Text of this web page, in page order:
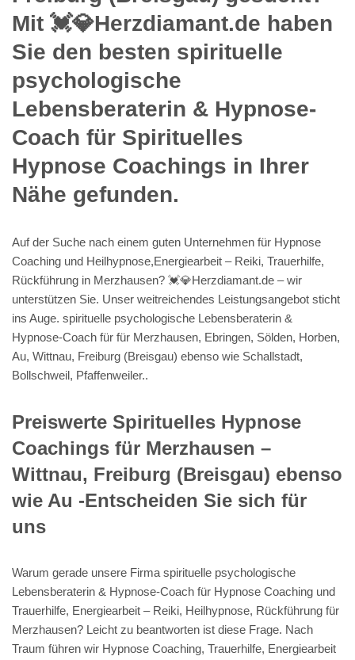
Mit 💓️💎Herzdiamant.de haben
Sie den besten spirituelle
psychologische
Lebensberaterin & Hypnose-
Coach für Spirituelles
Hypnose Coachings in Ihrer
Nähe gefunden.
Auf der Suche nach einem guten Unternehmen für Hypnose
Coaching und Heilhypnose,Energiearbeit – Reiki, Trauerhilfe,
Rückführung in Merzhausen? 💓️💎Herzdiamant.de – wir
unterstützen Sie. Unser weitreichendes Leistungsangebot sticht
ins Auge. spirituelle psychologische Lebensberaterin &
Hypnose-Coach für für Merzhausen, Ebringen, Sölden, Horben,
Au, Wittnau, Freiburg (Breisgau) ebenso wie Schallstadt,
Bollschweil, Pfaffenweiler..
Preiswerte Spirituelles Hypnose
Coachings für Merzhausen –
Wittnau, Freiburg (Breisgau) ebenso
wie Au -Entscheiden Sie sich für
uns
Warum gerade unsere Firma spirituelle psychologische
Lebensberaterin & Hypnose-Coach für Hypnose Coaching und
Trauerhilfe, Energiearbeit – Reiki, Heilhypnose, Rückführung für
Merzhausen? Leicht zu beantworten ist diese Frage. Nach
Traum führen wir Hypnose Coaching, Trauerhilfe, Energiearbeit